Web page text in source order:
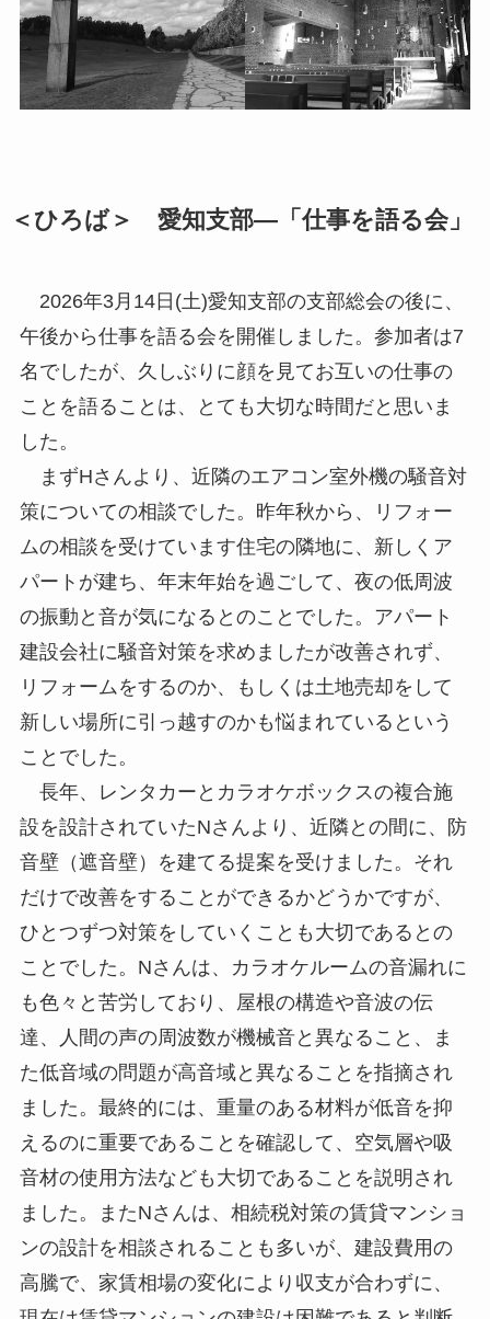
＜ひろば＞ 愛知支部―「仕事を語る会」
2026年3月14日(土)愛知支部の支部総会の後に、
午後から仕事を語る会を開催しました。参加者は7
名でしたが、久しぶりに顔を見てお互いの仕事の
ことを語ることは、とても大切な時間だと思いま
した。
まずHさんより、近隣のエアコン室外機の騒音対
策についての相談でした。昨年秋から、リフォー
ムの相談を受けています住宅の隣地に、新しくア
パートが建ち、年末年始を過ごして、夜の低周波
の振動と音が気になるとのことでした。アパート
建設会社に騒音対策を求めましたが改善されず、
リフォームをするのか、もしくは土地売却をして
新しい場所に引っ越すのかも悩まれているという
ことでした。
長年、レンタカーとカラオケボックスの複合施
設を設計されていたNさんより、近隣との間に、防
音壁（遮音壁）を建てる提案を受けました。それ
だけで改善をすることができるかどうかですが、
ひとつずつ対策をしていくことも大切であるとの
ことでした。Nさんは、カラオケルームの音漏れに
も色々と苦労しており、屋根の構造や音波の伝
達、人間の声の周波数が機械音と異なること、ま
た低音域の問題が高音域と異なることを指摘され
ました。最終的には、重量のある材料が低音を抑
えるのに重要であることを確認して、空気層や吸
音材の使用方法なども大切であることを説明され
ました。またNさんは、相続税対策の賃貸マンショ
ンの設計を相談されることも多いが、建設費用の
高騰で、家賃相場の変化により収支が合わずに、